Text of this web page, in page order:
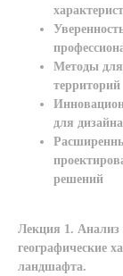
Методы для
территорий
для дизайна
решений
Лекция 1. Анализ
географические
ландшафта.